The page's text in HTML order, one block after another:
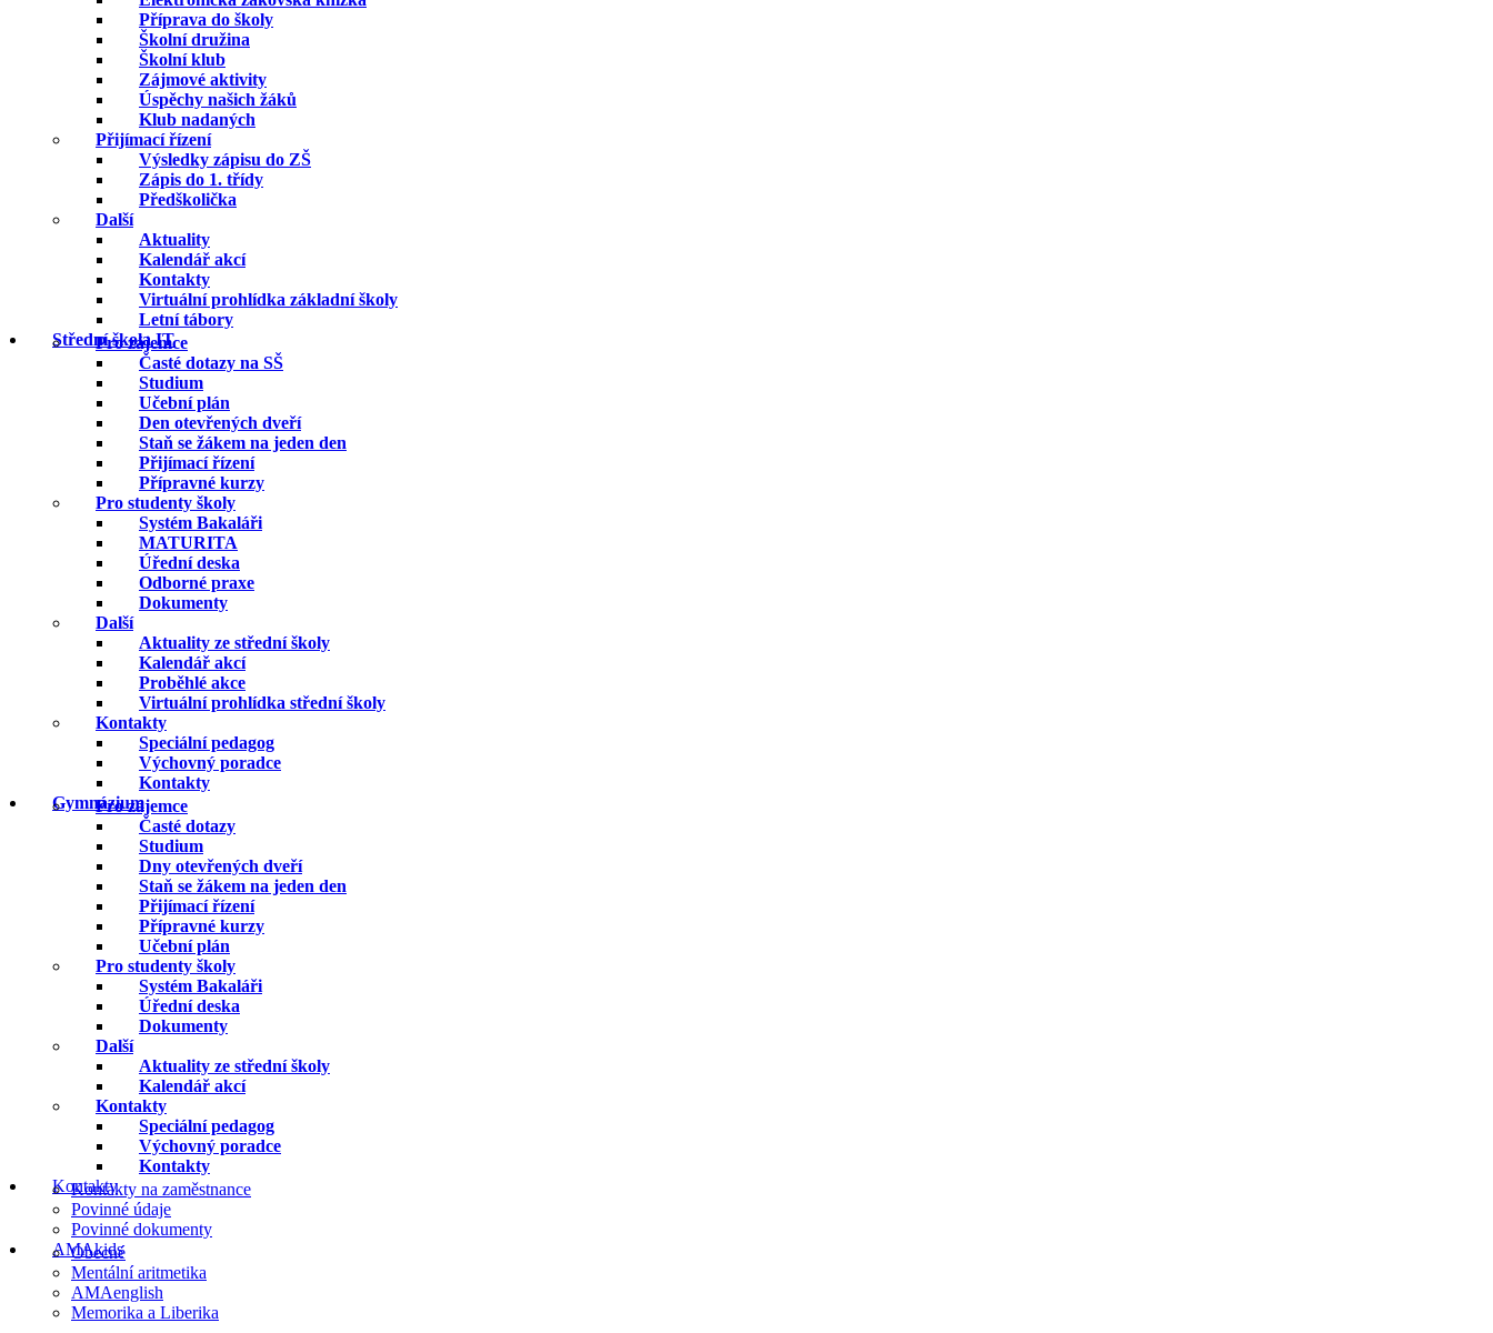
Příprava do školy
Školní družina
Školní klub
Zájmové aktivity
Úspěchy našich žáků
Klub nadaných
Přijímací řízení
Výsledky zápisu do ZŠ
Zápis do 1. třídy
Předškolička
Další
Aktuality
Kalendář akcí
Kontakty
Virtuální prohlídka základní školy
Letní tábory
Střední škola IT
Pro zájemce
Časté dotazy na SŠ
Studium
Učební plán
Den otevřených dveří
Staň se žákem na jeden den
Přijímací řízení
Přípravné kurzy
Pro studenty školy
Systém Bakaláři
MATURITA
Úřední deska
Odborné praxe
Dokumenty
Další
Aktuality ze střední školy
Kalendář akcí
Proběhlé akce
Virtuální prohlídka střední školy
Kontakty
Speciální pedagog
Výchovný poradce
Kontakty
Gymnázium
Pro zájemce
Časté dotazy
Studium
Dny otevřených dveří
Staň se žákem na jeden den
Přijímací řízení
Přípravné kurzy
Učební plán
Pro studenty školy
Systém Bakaláři
Úřední deska
Dokumenty
Další
Aktuality ze střední školy
Kalendář akcí
Kontakty
Speciální pedagog
Výchovný poradce
Kontakty
Kontakty
Kontakty na zaměstnance
Povinné údaje
Povinné dokumenty
AMAkids
Obecné
Mentální aritmetika
AMAenglish
Memorika a Liberika